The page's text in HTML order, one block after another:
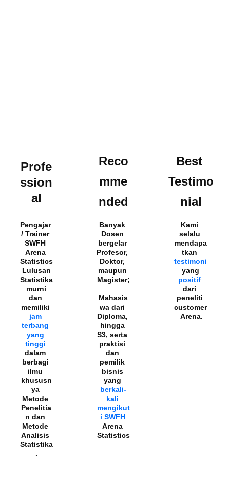
Banyak
Dosen
bergelar
Profesor,
Doktor,
maupun
Magister;
Mahasis
wa dari
Diploma,
hingga
S3, serta
praktisi
dan
pemilik
bisnis
yang
berkali-
kali
mengikut
i SWFH
Arena
Statistics
Kami
selalu
mendapa
tkan
testimoni
yang
positif
dari
peneliti
customer
Arena.
Pengajar
/ Trainer
SWFH
Arena
Statistics
Lulusan
Statistika
murni
dan
memiliki
jam
terbang
yang
tinggi
dalam
berbagi
ilmu
khususn
ya
Metode
Penelitia
n dan
Metode
Analisis
Statistika
.
Reco
mme
nded
Best
Testimo
nial
Profe
ssion
al